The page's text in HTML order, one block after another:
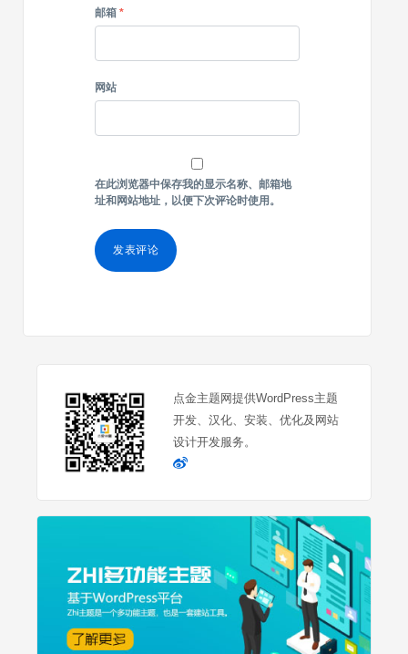
邮箱 *
网站
在此浏览器中保存我的显示名称、邮箱地
址和网站地址，以便下次评论时使用。
点金主题网提供WordPress主题
开发、汉化、安装、优化及网站
设计开发服务。